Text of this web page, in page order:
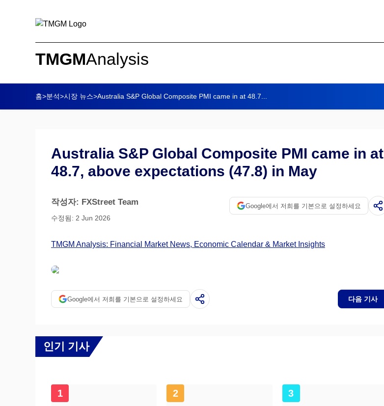
TMGMAnalysis
홈>분석>시장 뉴스>Australia S&P Global Composite PMI came in at 48.7...
Australia S&P Global Composite PMI came in at
48.7, above expectations (47.8) in May
작성자: FXStreet Team
수정됨: 2 Jun 2026
Google에서 저희를 기본으로 설정하세요
TMGM Analysis: Financial Market News, Economic Calendar & Market Insights
Google에서 저희를 기본으로 설정하세요 다음 기사
인기 기사
1 2 3